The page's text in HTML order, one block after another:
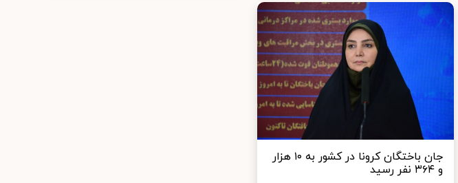
جان باختگان کرونا در کشور به ۱۰ هزار
و ۳۶۴ نفر رسید